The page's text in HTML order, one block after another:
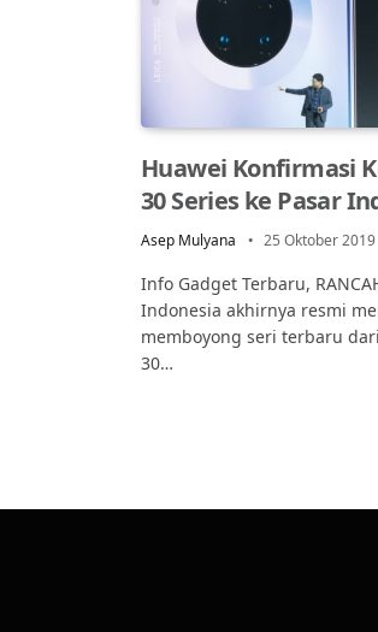
Huawei Konfirmasi
30 Series ke Pasar
Asep Mulyana 25 Oktober 2019
Info Gadget Terbaru,
Indonesia akhirnya resmi
memboyong seri terbaru
30…